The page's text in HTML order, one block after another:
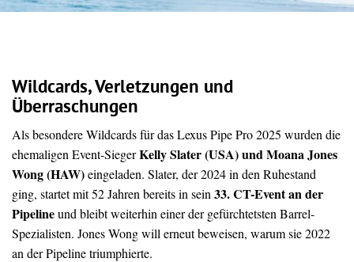
Wildcards, Verletzungen und
Überraschungen
Als besondere Wildcards für das Lexus Pipe Pro 2025 wurden die
ehemaligen Event-SiegerKelly Slater (USA) und Moana Jones
Wong (HAW)eingeladen. Slater, der 2024 in den Ruhestand
ging, startet mit 52 Jahren bereits in sein 33. CT-Event an der
Pipelineund bleibt weiterhin einer der gefürchtetsten Barrel-
Spezialisten. Jones Wong will erneut beweisen, warum sie 2022
an der Pipeline triumphierte.